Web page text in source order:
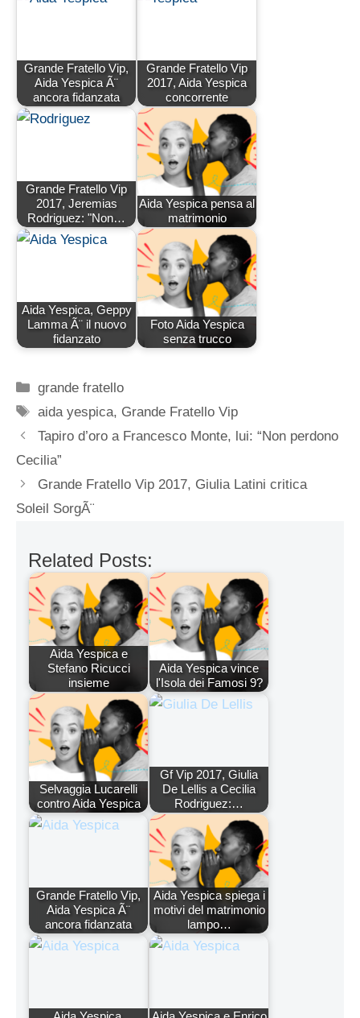
Grande Fratello Vip,
Aida Yespica Ã¨
ancora fidanzata
Grande Fratello Vip
2017, Aida Yespica
concorrente
Grande Fratello Vip
2017, Jeremias
Rodriguez: "Non…
Aida Yespica pensa al
matrimonio
Aida Yespica, Geppy
Lamma Ã¨ il nuovo
fidanzato
Foto Aida Yespica
senza trucco
Categorie
grande fratello
Tag
aida yespica, Grande Fratello Vip
Tapiro d’oro a Francesco Monte, lui: “Non perdono
Cecilia”
Grande Fratello Vip 2017, Giulia Latini critica
Soleil SorgÃ¨
Related Posts:
Aida Yespica e
Stefano Ricucci
insieme
Aida Yespica vince
l'Isola dei Famosi 9?
Selvaggia Lucarelli
contro Aida Yespica
Gf Vip 2017, Giulia
De Lellis a Cecilia
Rodriguez:…
Grande Fratello Vip,
Aida Yespica Ã¨
ancora fidanzata
Aida Yespica spiega i
motivi del matrimonio
lampo…